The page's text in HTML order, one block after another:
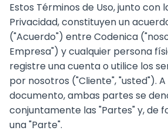
Estos Términos de Uso, junto con
Privacidad, constituyen un
("Acuerdo") entre Codenica
Empresa") y cualquier persona
registre una cuenta o utilice los
por nosotros ("Cliente", "usted").
documento, ambas partes se
conjuntamente las "Partes" y, de
una "Parte".